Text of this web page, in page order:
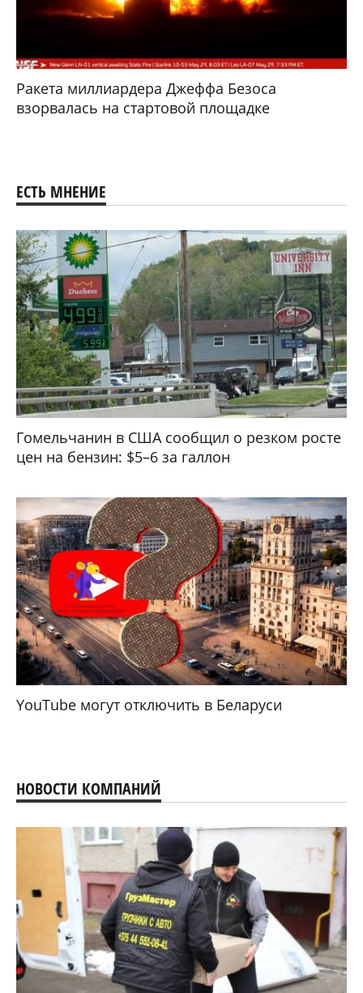
Ракета миллиардера Джеффа Безоса
взорвалась на стартовой площадке
ЕСТЬ МНЕНИЕ
Гомельчанин в США сообщил о резком росте
цен на бензин: $5–6 за галлон
YouTube могут отключить в Беларуси
НОВОСТИ КОМПАНИЙ